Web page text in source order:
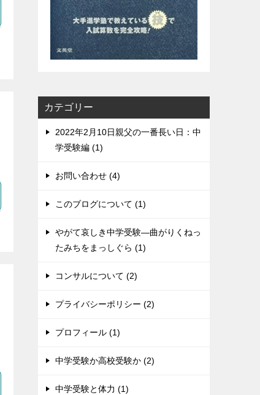
カテゴリー
2022年2月10日親父の一番長い日：中
学受験編 (1)
お問い合わせ (4)
このブログについて (1)
やがて哀しき中学受験―曲がりくねっ
たみちをまっしぐら (1)
コンサルについて (2)
プライバシーポリシー (2)
プロフィール (1)
中学受験か高校受験か (2)
中学受験と体力 (1)